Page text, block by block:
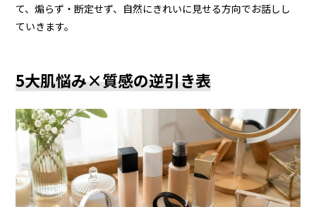
て、煽らず・断定せず、自然にきれいに見せる方向でお話しし
ていきます。
5大肌悩み×質感の逆引き表